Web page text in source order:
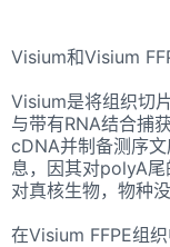
Visium和Visium
Visium是将组织切
与带有RNA结合捕
cDNA并制备测序
息，因其对polyA
对真核生物，物种
在Visium FFPE组